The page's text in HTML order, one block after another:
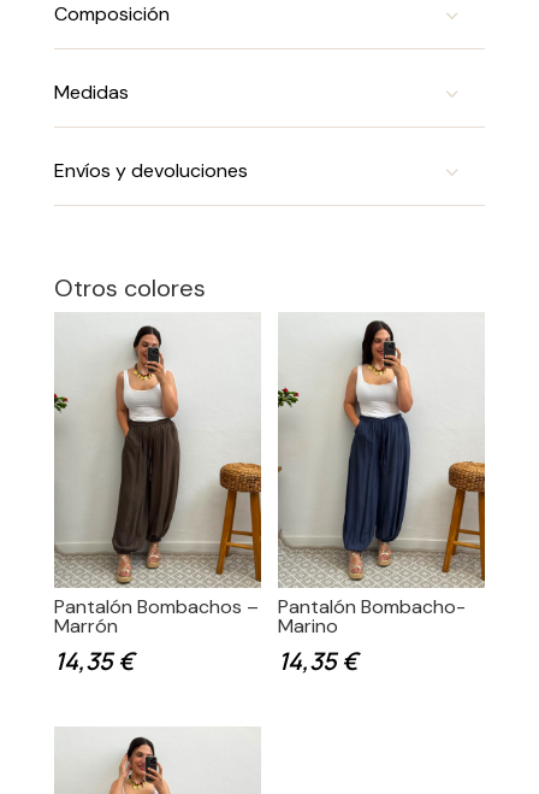
Composición
Medidas
Envíos y devoluciones
Otros colores
Pantalón Bombachos –
Marrón
14,35€
Pantalón Bombacho-
Marino
14,35€